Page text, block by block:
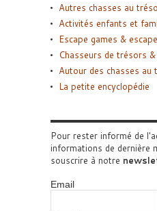
Autres chasses au
Activités enfants et
Escape games &
Chasseurs de trésors
Autour des chasses au
La petite encyclopédie
Pour rester informé de
informations de dernière
souscrire à notre
Email